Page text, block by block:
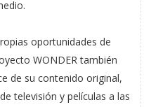
oportunidades de
WONDER también
de su contenido original,
televisión y películas a las